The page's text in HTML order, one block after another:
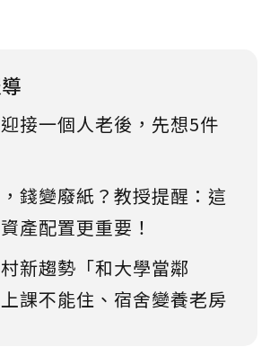
接一個人老後，先想5件
錢變廢紙？教授提醒：這
產配置更重要！
新趨勢「和大學當鄰
課不能住、宿舍變養老房